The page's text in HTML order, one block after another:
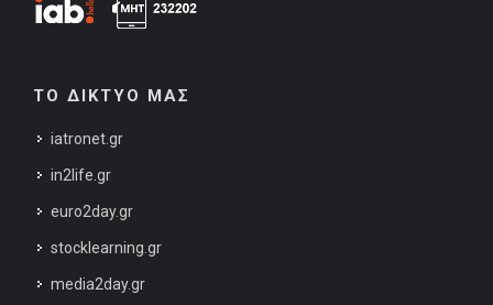
ΤΟ ΔΙΚΤΥΟ ΜΑΣ
iatronet.gr
in2life.gr
euro2day.gr
stocklearning.gr
media2day.gr